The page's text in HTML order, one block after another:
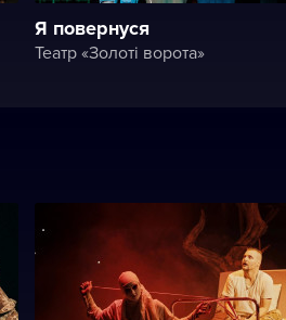
Я повернуся
Театр «Золоті ворота»